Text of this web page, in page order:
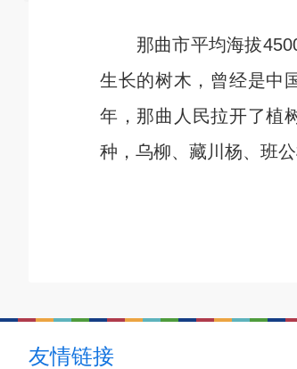
那曲市平均海拔4500
生长的树木，曾经是中
年，那曲人民拉开了植
种，乌柳、藏川杨、班
友情链接